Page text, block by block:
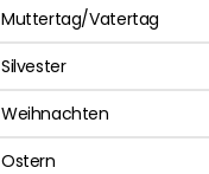
Muttertag/Vatertag
Silvester
Weihnachten
Ostern